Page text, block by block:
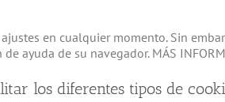
en cualquier momento. Sin
de su navegador. MÁS
los diferentes tipos de